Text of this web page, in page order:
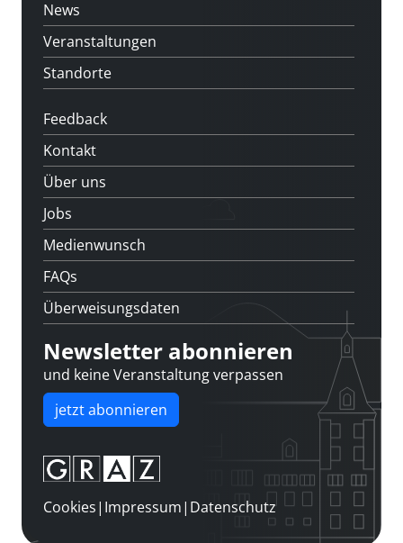
News
Veranstaltungen
Standorte
Feedback
Kontakt
Über uns
Jobs
Medienwunsch
FAQs
Überweisungsdaten
Newsletter abonnieren
und keine Veranstaltung verpassen
jetzt abonnieren
Cookies| Impressum| Datenschutz